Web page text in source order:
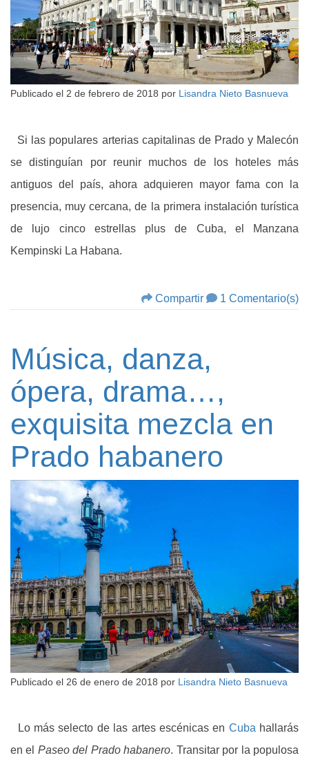
Publicado el 2 de febrero de 2018 por Lisandra Nieto Basnueva
Si las populares arterias capitalinas de Prado y Malecón
se distinguían por reunir muchos de los hoteles más
antiguos del país, ahora adquieren mayor fama con la
presencia, muy cercana, de la primera instalación turística
de lujo cinco estrellas plus de Cuba, el Manzana
Kempinski La Habana.
Compartir 1 Comentario(s)
Música, danza,
ópera, drama…,
exquisita mezcla en
Prado habanero
Publicado el 26 de enero de 2018 por Lisandra Nieto Basnueva
Lo más selecto de las artes escénicas en Cuba hallarás
en el Paseo del Prado habanero. Transitar por la populosa